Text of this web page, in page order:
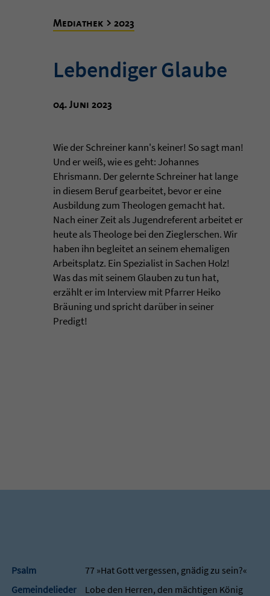
Mediathek > 2023
Lebendiger Glaube
04. Juni 2023
Wie der Schreiner kann's keiner! So sagt man!
Und er weiß, wie es geht: Johannes
Ehrismann. Der gelernte Schreiner hat lange
in diesem Beruf gearbeitet, bevor er eine
Ausbildung zum Theologen gemacht hat.
Nach einer Zeit als Jugendreferent arbeitet er
heute als Theologe bei den Zieglerschen. Wir
haben ihn begleitet an seinem ehemaligen
Arbeitsplatz. Ein Spezialist in Sachen Holz!
Was das mit seinem Glauben zu tun hat,
erzählt er im Interview mit Pfarrer Heiko
Bräuning und spricht darüber in seiner
Predigt!
Psalm
77 »Hat Gott vergessen, gnädig zu sein?«
Gemeindelieder
Lobe den Herren, den mächtigen König